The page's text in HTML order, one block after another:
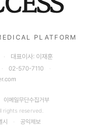
PLATFORM
· 대표이사: 이재훈
· 02-570-7110
·
이메일무단수집거부
rights reserved.
시 · 공익제보